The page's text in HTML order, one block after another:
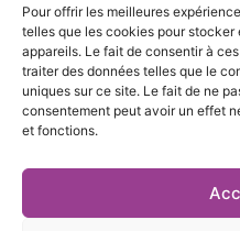
Pour offrir les meilleures
telles que les cookies pour
appareils. Le fait de consentir à
traiter des données telles que le
uniques sur ce site. Le fait de ne
consentement peut avoir un effet
et fonctions.
Nous
S’inscrire